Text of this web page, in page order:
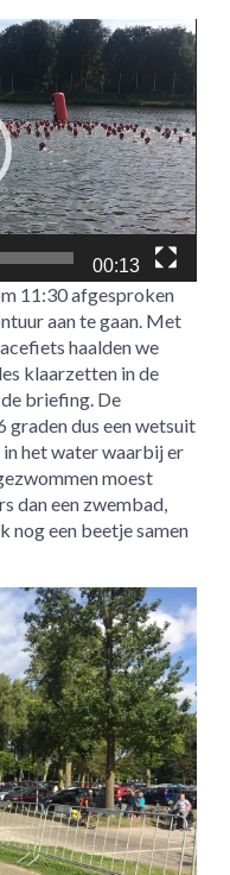
00:13
11:30 afgesproken
aan te gaan. Met
haalden we
klaarzetten in de
briefing. De
graden dus een wetsuit
in het water waarbij er
moest
dan een zwembad,
nog een beetje samen